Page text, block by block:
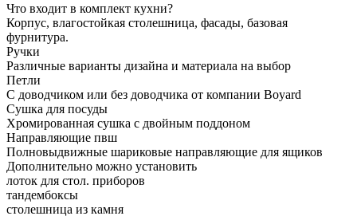
Что входит в комплект кухни?
Корпус, влагостойкая столешница, фасады, базовая
фурнитура.
Ручки
Различные варианты дизайна и материала на выбор
Петли
С доводчиком или без доводчика от компании Boyard
Сушка для посуды
Хромированная сушка с двойным поддоном
Направляющие пвш
Полновыдвижные шариковые направляющие для ящиков
Дополнительно можно установить
лоток для стол. приборов
тандембоксы
столешница из камня